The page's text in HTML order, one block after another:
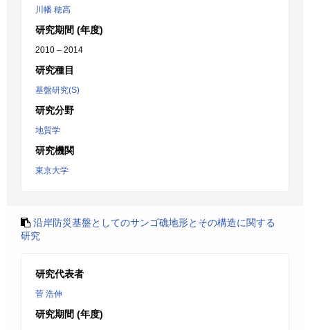
川幡 穂高
研究期間 (年度)
2010 – 2014
研究種目
基盤研究(S)
研究分野
地質学
研究機関
東京大学
沿岸防災基盤としてのサンゴ礁地形とその構造に関する
研究
研究代表者
菅 浩伸
研究期間 (年度)